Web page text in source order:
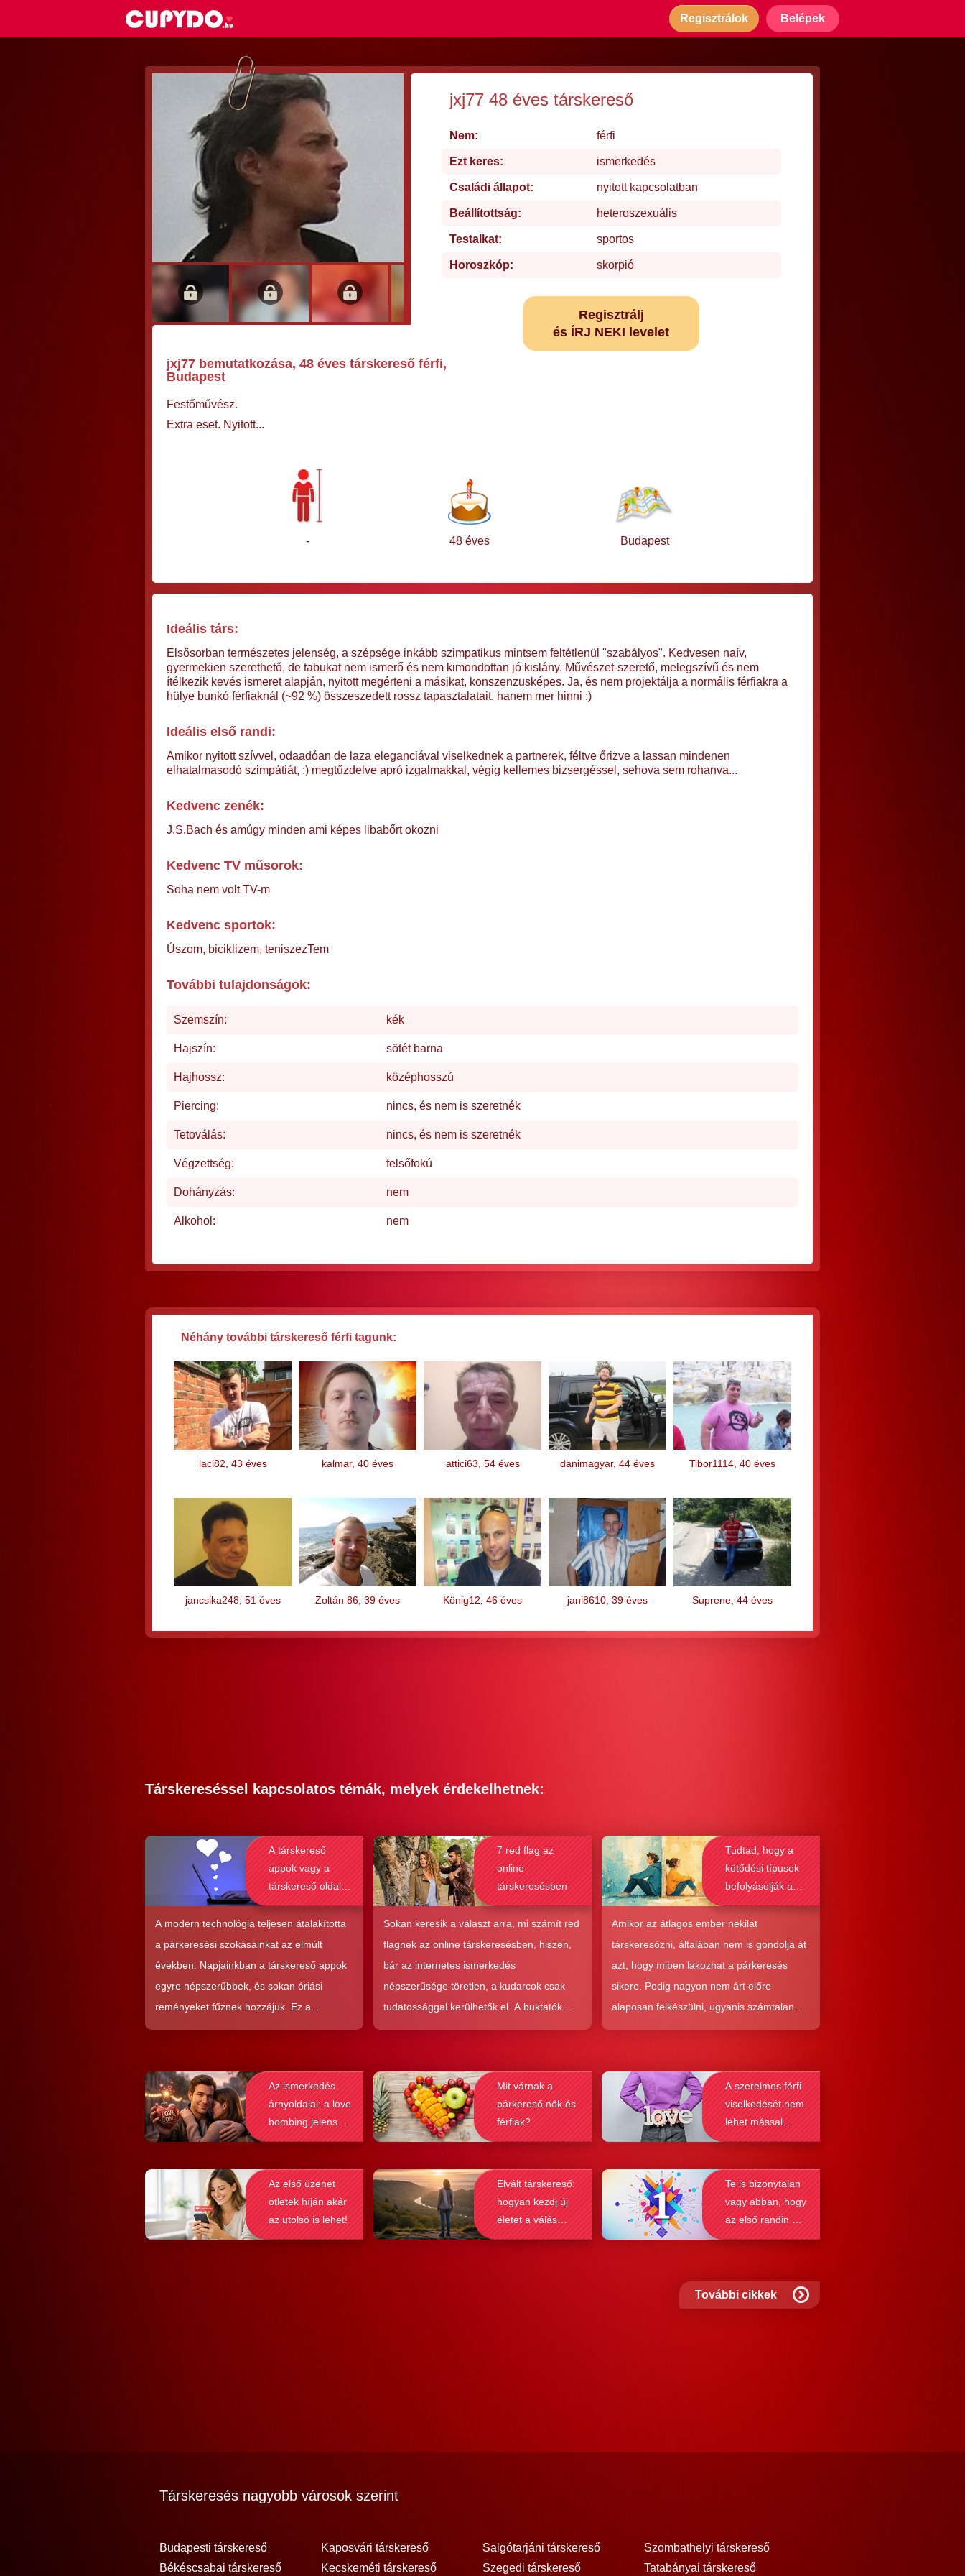
Regisztrálok Belépek
jxj77 48 éves társkereső
Nem: férfi
Ezt keres: ismerkedés
Családi állapot: nyitott kapcsolatban
Beállítottság: heteroszexuális
Testalkat: sportos
Horoszkóp: skorpió
Regisztrálj
és ÍRJ NEKI levelet
jxj77 bemutatkozása, 48 éves társkereső férfi,
Budapest
Festőművész.
Extra eset. Nyitott...
- 48 éves Budapest
Ideális társ:
Elsősorban természetes jelenség, a szépsége inkább szimpatikus mintsem feltétlenül "szabályos". Kedvesen naív,
gyermekien szerethető, de tabukat nem ismerő és nem kimondottan jó kislány. Művészet-szerető, melegszívű és nem
ítélkezik kevés ismeret alapján, nyitott megérteni a másikat, konszenzusképes. Ja, és nem projektálja a normális férfiakra a
hülye bunkó férfiaknál (~92 %) összeszedett rossz tapasztalatait, hanem mer hinni :)
Ideális első randi:
Amikor nyitott szívvel, odaadóan de laza eleganciával viselkednek a partnerek, féltve őrizve a lassan mindenen
elhatalmasodó szimpátiát, :) megtűzdelve apró izgalmakkal, végig kellemes bizsergéssel, sehova sem rohanva...
Kedvenc zenék:
J.S.Bach és amúgy minden ami képes libabőrt okozni
Kedvenc TV műsorok:
Soha nem volt TV-m
Kedvenc sportok:
Úszom, biciklizem, teniszezTem
További tulajdonságok:
Szemszín: kék
Hajszín: sötét barna
Hajhossz: középhosszú
Piercing: nincs, és nem is szeretnék
Tetoválás: nincs, és nem is szeretnék
Végzettség: felsőfokú
Dohányzás: nem
Alkohol: nem
Néhány további társkereső férfi tagunk:
laci82, 43 éves kalmar, 40 éves attici63, 54 éves danimagyar, 44 éves Tibor1114, 40 éves
jancsika248, 51 éves Zoltán 86, 39 éves König12, 46 éves jani8610, 39 éves Suprene, 44 éves
Társkereséssel kapcsolatos témák, melyek érdekelhetnek:
A társkereső
appok vagy a
társkereső oldalak
alkalmasabbak a
komoly kapcsolat
kialakításához?
A modern technológia teljesen átalakította
a párkeresési szokásainkat az elmúlt
években. Napjainkban a társkereső appok
egyre népszerűbbek, és sokan óriási
reményeket fűznek hozzájuk. Ez a
közkedveltség egyáltalán nem véletlen,
nagyon könnyen és gyorsan lehet sikereket
elérni a flörtölésben. A legfőbb kérdés
azonban az, hogy ezek az alkalmazások
valóban hozzásegítenek-e minket egy
7 red flag az
online
társkeresésben
Sokan keresik a választ arra, mi számít red
flagnek az online társkeresésben, hiszen,
bár az internetes ismerkedés
népszerűsége töretlen, a kudarcok csak
tudatossággal kerülhetők el. A buktatók
ellenére ez a társkeresési forma joggal
hatékonyság, amit ad, nehezen
felülmúlható.
Tudtad, hogy a
kötődési típusok
befolyásolják a
társkeresést is?
Amikor az átlagos ember nekilát
társkeresőzni, általában nem is gondolja át
azt, hogy miben lakozhat a párkeresés
sikere. Pedig nagyon nem árt előre
alaposan felkészülni, ugyanis számtalan
kudarctól képes megmenteni téged is az,
társkeresés működését, a párkapcsolatok
sikerének a receptjét, melyeket vizsgálva
bebizonyosodik, hogy a kötődési típusok
befolyásolják a társkeresést.
Az ismerkedés
árnyoldalai: a love
bombing jelenség
felismerése
Mit várnak a
párkereső nők és
férfiak?
A szerelmes férfi
viselkedését nem
lehet mással
összetéveszteni
Az első üzenet
ötletek híján akár
az utolsó is lehet!
Elvált társkereső:
hogyan kezdj új
életet a válás
után?
Te is bizonytalan
vagy abban, hogy
az első randin mit
szabad és mit
További cikkek
Társkeresés nagyobb városok szerint
Budapesti társkereső
Békéscsabai társkereső
Kaposvári társkereső
Kecskeméti társkereső
Salgótarjáni társkereső
Szegedi társkereső
Szombathelyi társkereső
Tatabányai társkereső